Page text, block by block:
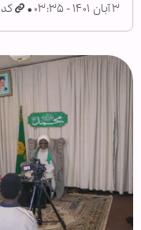
۳ آبان ۱۴۰۱ - ۰۳:۳۵ کد